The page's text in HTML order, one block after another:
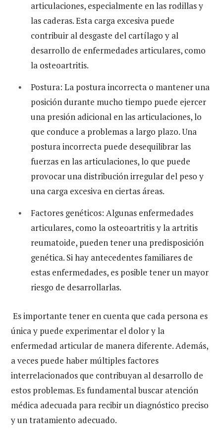
articulaciones, especialmente en las rodillas y
las caderas. Esta carga excesiva puede
contribuir al desgaste del cartílago y al
desarrollo de enfermedades articulares, como
la osteoartritis.
Postura: La postura incorrecta o mantener una
posición durante mucho tiempo puede ejercer
una presión adicional en las articulaciones, lo
que conduce a problemas a largo plazo. Una
postura incorrecta puede desequilibrar las
fuerzas en las articulaciones, lo que puede
provocar una distribución irregular del peso y
una carga excesiva en ciertas áreas.
Factores genéticos: Algunas enfermedades
articulares, como la osteoartritis y la artritis
reumatoide, pueden tener una predisposición
genética. Si hay antecedentes familiares de
estas enfermedades, es posible tener un mayor
riesgo de desarrollarlas.
Es importante tener en cuenta que cada persona es
única y puede experimentar el dolor y la
enfermedad articular de manera diferente. Además,
a veces puede haber múltiples factores
interrelacionados que contribuyan al desarrollo de
estos problemas. Es fundamental buscar atención
médica adecuada para recibir un diagnóstico preciso
y un tratamiento adecuado.